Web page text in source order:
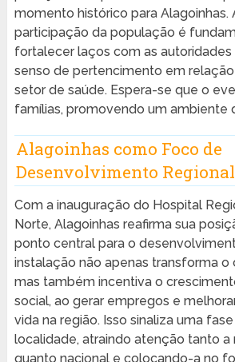
momento histórico para Alagoinhas.
participação da população é
fortalecer laços com as
senso de pertencimento em
setor de saúde. Espera-se que o
famílias, promovendo um ambiente
Alagoinhas como Foco de
Desenvolvimento Regional
Com a inauguração do Hospital
Norte, Alagoinhas reafirma sua
ponto central para o
instalação não apenas transforma o
mas também incentiva o
social, ao gerar empregos e
vida na região. Isso sinaliza uma
localidade, atraindo atenção tanto a
quanto nacional e colocando-a no